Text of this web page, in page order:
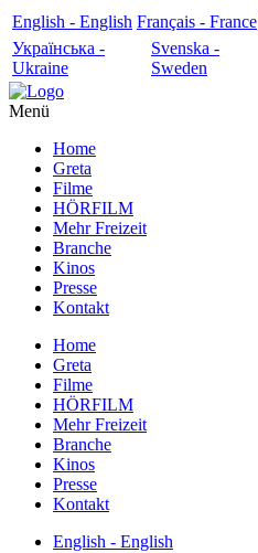
English - English Français - France
Українська -
Ukraine
Svenska -
Sweden
Menü
Home
Greta
Filme
HÖRFILM
Mehr Freizeit
Branche
Kinos
Presse
Kontakt
Home
Greta
Filme
HÖRFILM
Mehr Freizeit
Branche
Kinos
Presse
Kontakt
English - English